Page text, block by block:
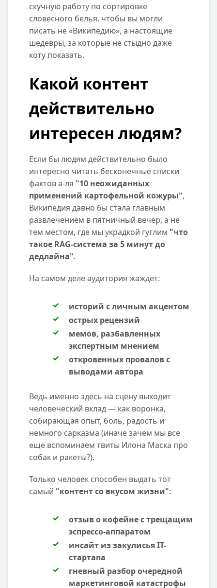
скучную работу по сортировке
словесного белья, чтобы вы могли
писать не «Википедию», а настоящие
шедевры, за которые не стыдно даже
коту показать.
Какой контент
действительно
интересен людям?
Если бы людям действительно было
интересно читать бесконечные списки
фактов а-ля "10 неожиданных
применений картофельной кожуры",
Википедия давно бы стала главным
развлечением в пятничный вечер, а не
тем местом, где мы украдкой гуглим "что
такое RAG-система за 5 минут до
дедлайна".
На самом деле аудитория жаждет:
историй с личным акцентом
острых рецензий
мемов, разбавленных
экспертным мнением
откровенных провалов с
выводами автора
Ведь именно здесь на сцену выходит
человеческий вклад — как воронка,
собирающая опыт, боль, радость и
немного сарказма (иначе зачем мы все
еще вспоминаем твиты Илона Маска про
собак и ракеты?).
Только человек способен выдать тот
самый "контент со вкусом жизни":
отзыв о кофейне с трещащим
эспрессо-аппаратом
инсайт из закулисья IT-
стартапа
гневный разбор очередной
маркетинговой катастрофы